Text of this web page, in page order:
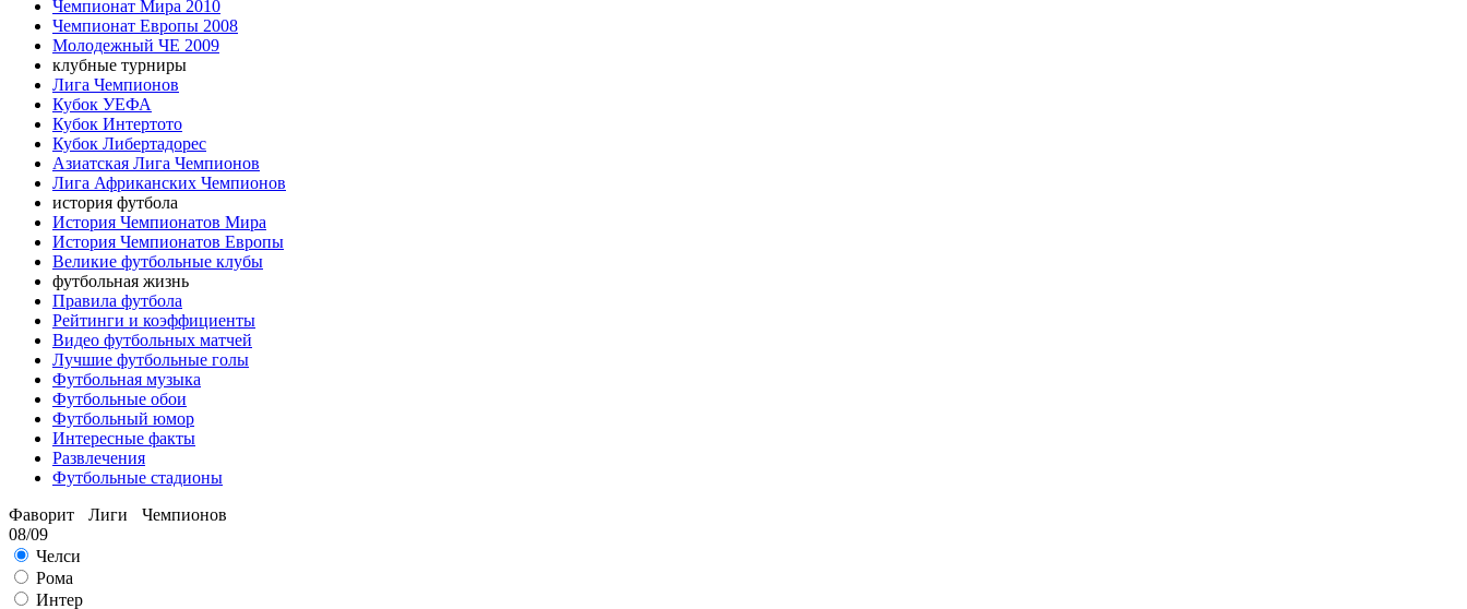
Чемпионат Мира 2010
Чемпионат Европы 2008
Молодежный ЧЕ 2009
клубные турниры
Лига Чемпионов
Кубок УЕФА
Кубок Интертото
Кубок Либертадорес
Азиатская Лига Чемпионов
Лига Африканских Чемпионов
история футбола
История Чемпионатов Мира
История Чемпионатов Европы
Великие футбольные клубы
футбольная жизнь
Правила футбола
Рейтинги и коэффициенты
Видео футбольных матчей
Лучшие футбольные голы
Футбольная музыка
Футбольные обои
Футбольный юмор
Интересные факты
Развлечения
Футбольные стадионы
Фаворит Лиги Чемпионов
08/09
Челси
Рома
Интер